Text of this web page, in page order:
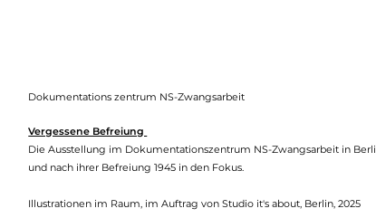
Dokumentations zentrum NS-Zwangsarbeit
Vergessene Befreiung
Die Ausstellung im Dokumentationszentrum NS-Zwangsarbeit in
und nach ihrer Befreiung 1945 in den Fokus.
Illustrationen im Raum, im Auftrag vonStudio it's about, Berlin, 2025